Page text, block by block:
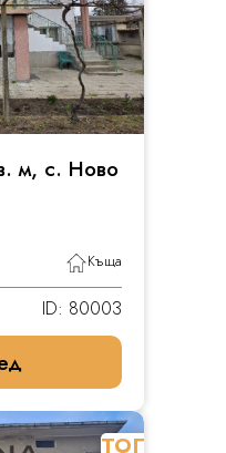
м, с. Ново
Къща
ID: 80003
ТОП